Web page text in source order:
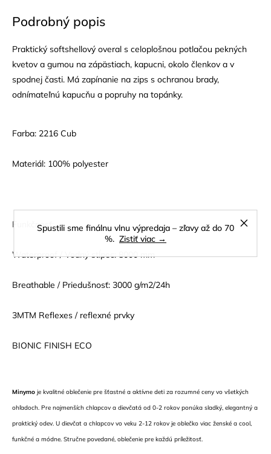
Spustili sme finálnu vlnu výpredaja – zľavy až do 70
%. Zistiť viac →
Podrobný popis
Praktický softshellový overal s celoplošnou potlačou pekných
kvetov a gumou na zápästiach, kapucni, okolo členkov a v
spodnej časti. Má zapínanie na zips s ochranou brady,
odnímateľnú kapucňu a popruhy na topánky.
Farba: 2216 Cub
Materiál: 100% polyester
Funkčnosť:
Waterproof / Vodný stĺpec: 8000 mm
Breathable / Priedušnosť: 3000 g/m2/24h
3MTM Reflexes / reflexné prvky
BIONIC FINISH ECO
Minymo je kvalitné oblečenie pre šťastné a aktívne deti za rozumné ceny vo všetkých
ohľadoch. Pre najmenších chlapcov a dievčatá od 0-2 rokov ponúka sladký, elegantný a
praktický odev. U dievčat a chlapcov vo veku 2-12 rokov je oblečko viac ženské a cool,
funkčné a módne. Stručne povedané, oblečenie pre každú príležitosť.